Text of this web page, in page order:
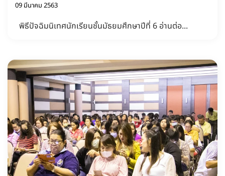
09 มีนาคม 2563
พิธีปัจฉิมนิเทศนักเรียนชั้นมัธยมศึกษาปีที่ 6 อ่านต่อ...